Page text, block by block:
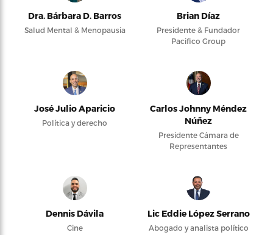
Dra. Bárbara D. Barros
Salud Mental & Menopausia
Brian Díaz
Presidente & Fundador
Pacifico Group
José Julio Aparicio
Política y derecho
Carlos Johnny Méndez
Núñez
Presidente Cámara de
Representantes
Dennis Dávila
Cine
Lic Eddie López Serrano
Abogado y analista político